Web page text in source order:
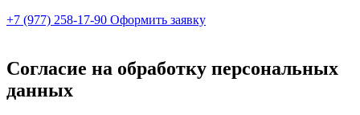
+7 (977) 258-17-90 Оформить заявку
Согласие на обработку персональных
данных